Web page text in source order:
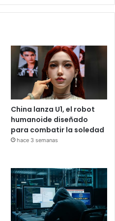
China lanza U1, el robot
humanoide diseñado
para combatir la soledad
hace 3 semanas